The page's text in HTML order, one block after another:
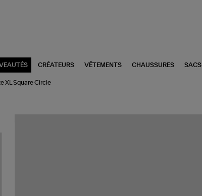
CRÉATEURS VÊTEMENTS CHAUSSURES SACS
XL Square Circle